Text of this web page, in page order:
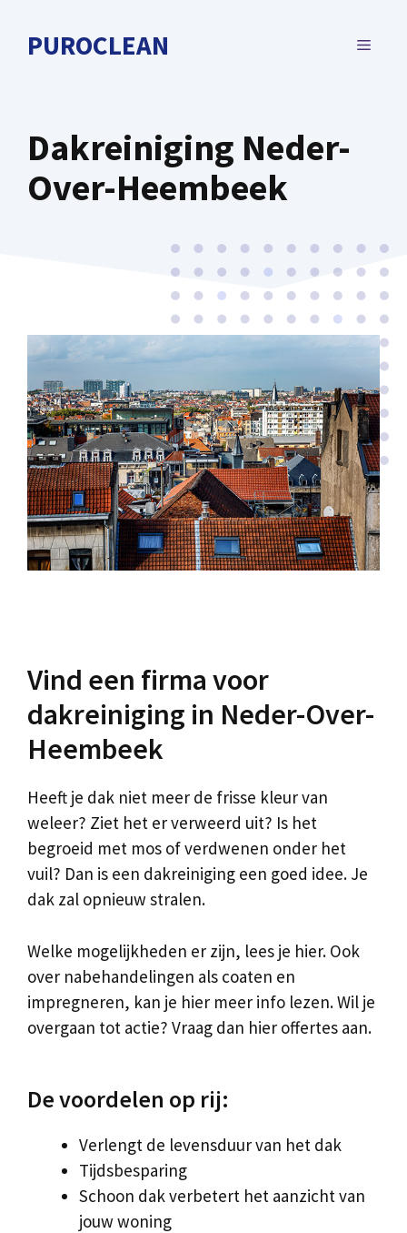
naarPUROCLEAN MENU
Dakreiniging Neder-
Over-Heembeek
Vind een firma voor
dakreiniging in Neder-Over-
Heembeek
Heeft je dak niet meer de frisse kleur van
weleer? Ziet het er verweerd uit? Is het
begroeid met mos of verdwenen onder het
vuil? Dan is een dakreiniging een goed idee. Je
dak zal opnieuw stralen.
Welke mogelijkheden er zijn, lees je hier. Ook
over nabehandelingen als coaten en
impregneren, kan je hier meer info lezen. Wil je
overgaan tot actie? Vraag dan hier offertes aan.
De voordelen op rij:
Verlengt de levensduur van het dak
Tijdsbesparing
Schoon dak verbetert het aanzicht van
jouw woning